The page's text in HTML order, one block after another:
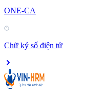
ONE-CA
Chữ ký số điện tử